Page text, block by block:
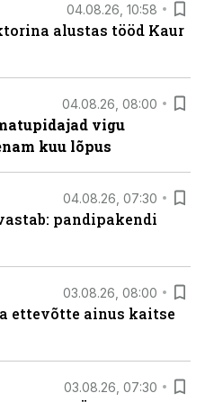
04.08.26, 10:58
alustas tööd Kaur
04.08.26, 08:00
vigu
kuu lõpus
04.08.26, 07:30
pandipakendi
03.08.26, 08:00
ettevõtte ainus kaitse
03.08.26, 07:30